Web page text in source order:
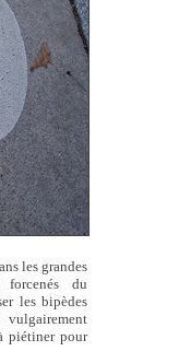
les grandes
du
les bipèdes
vulgairement
piétiner pour